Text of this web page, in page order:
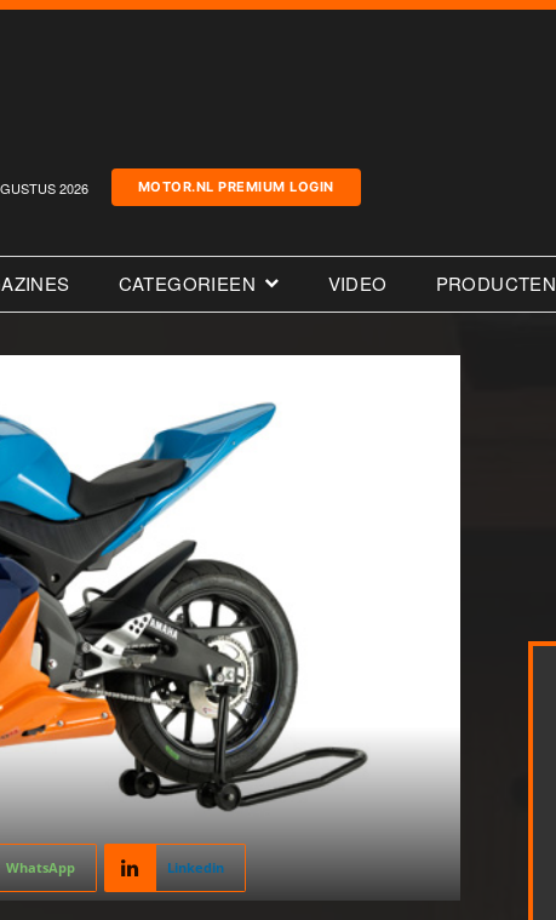
2026 MOTOR.NL PREMIUM LOGIN
CATEGORIEEN VIDEO PRODUCTEN
WhatsApp Linkedin